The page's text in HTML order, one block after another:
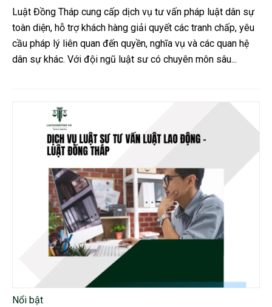
Luật Đồng Tháp cung cấp dịch vụ tư vấn pháp luật dân sự
toàn diện, hỗ trợ khách hàng giải quyết các tranh chấp, yêu
cầu pháp lý liên quan đến quyền, nghĩa vụ và các quan hệ
dân sự khác. Với đội ngũ luật sư có chuyên môn sâu...
Nổi bật